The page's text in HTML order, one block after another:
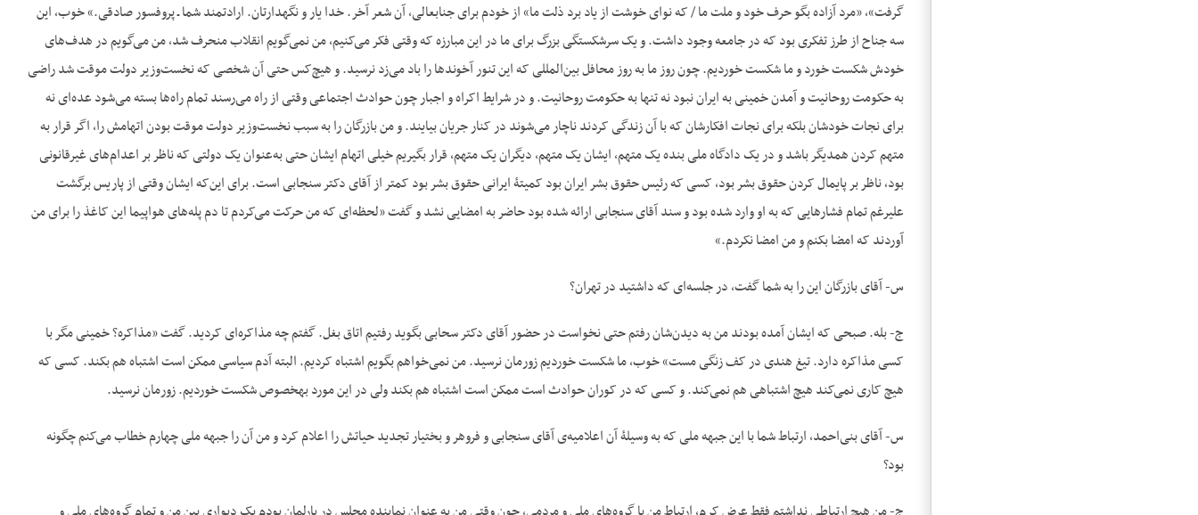
گرفت»، «مرد آزاده بگو حرف خود و ملت ما / که نوای خوشت از یاد برد ذلت ما» از خودم برای جنابعالی، آن شعر آخر. خدا یار و نگهدارتان. ارادتمند شما ـ پروفسور صادقی.» خوب، این
سه جناح از طرز تفکری بود که در جامعه وجود داشت. و یک سرشکستگی بزرگ برای ما در این مبارزه که وقتی فکر می‌کنیم، من نمی‌گویم انقلاب منحرف شد، من می‌گویم در هدف‌های
خودش شکست خورد و ما شکست خوردیم. چون روز ما به روز محافل بین‌المللی که این تنور آخوندها را باد می‌زد نرسید. و هیچ‌کس حتی آن شخصی که نخست‌وزیر دولت موقت شد راضی
به حکومت روحانیت و آمدن خمینی به ایران نبود نه تنها به حکومت روحانیت. و در شرایط اکراه و اجبار چون حوادث اجتماعی وقتی از راه می‌رسند تمام راه‌ها بسته می‌شود عده‌ای نه
برای نجات خودشان بلکه برای نجات افکارشان که با آن زندگی کردند ناچار می‌شوند در کنار جریان بیایند. و من بازرگان را به سبب نخست‌وزیر دولت موقت بودن اتهامش را، اگر قرار به
متهم کردن همدیگر باشد و در یک دادگاه ملی بنده یک متهم، ایشان یک متهم، دیگران یک متهم، قرار بگیریم خیلی اتهام ایشان حتی به‌عنوان یک دولتی که ناظر بر اعدام‌های غیرقانونی
بود، ناظر بر پایمال کردن حقوق بشر بود، کسی که رئیس حقوق بشر ایران بود کمیتۀ ایرانی حقوق بشر بود کمتر از آقای دکتر سنجابی است. برای این‌که ایشان وقتی از پاریس برگشت
علی‎رغم تمام فشارهایی که به او وارد شده بود و سند آقای سنجابی ارائه شده بود حاضر به امضایی نشد و گفت «لحظه‌ای که من حرکت می‌کردم تا دم پله‌های هواپیما این کاغذ را برای من
آوردند که امضا بکنم و من امضا نکردم.»
س- آقای بازرگان این را به شما گفت، در جلسه‌ای که داشتید در تهران؟
ج- بله. صبحی که ایشان آمده بودند من به دیدن‌شان رفتم حتی نخواست در حضور آقای دکتر سحابی بگوید رفتیم اتاق بغل. گفتم چه مذاکره‌ای کردید. گفت «مذاکره؟ خمینی مگر با
کسی مذاکره دارد. تیغ هندی در کف زنگی مست» خوب، ما شکست خوردیم زورمان نرسید. من نمی‌خواهم بگویم اشتباه کردیم. البته آدم سیاسی ممکن است اشتباه هم بکند. کسی که
هیچ کاری نمی‌کند هیچ اشتباهی هم نمی‌کند. و کسی که در کوران حوادث است ممکن است اشتباه هم بکند ولی در این مورد به‎خصوص شکست خوردیم. زورمان نرسید.
س- آقای بنی‌احمد، ارتباط شما با این جبهه ملی که به وسیلۀ آن اعلامیه‌ی آقای سنجابی و فروهر و بختیار تجدید حیاتش را اعلام کرد و من آن را جبهه ملی چهارم خطاب می‌کنم چگونه
بود؟